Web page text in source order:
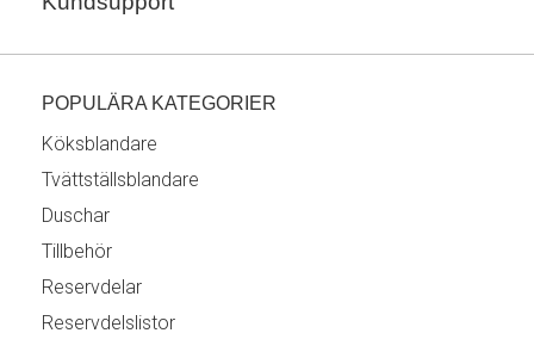
POPULÄRA KATEGORIER
Köksblandare
Tvättställsblandare
Duschar
Tillbehör
Reservdelar
Reservdelslistor